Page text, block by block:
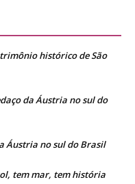
histórico de São
da Áustria no sul do
Áustria no sul do Brasil
tem mar, tem história